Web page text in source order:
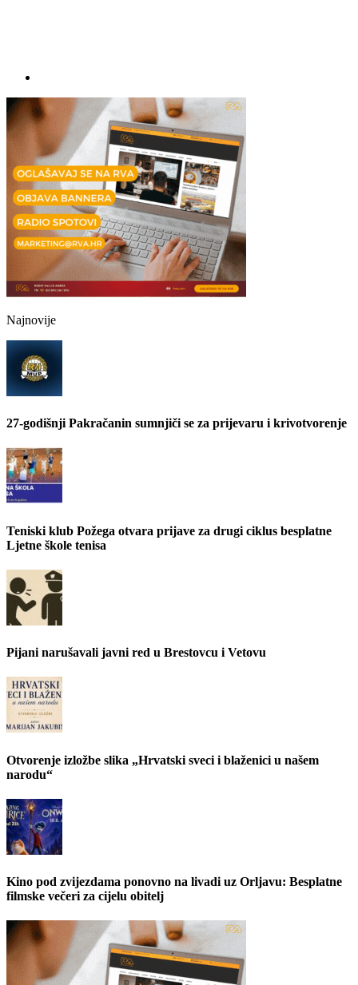
Najnovije
27-godišnji Pakračanin sumnjiči se za prijevaru i krivotvorenje
Teniski klub Požega otvara prijave za drugi ciklus besplatne
Ljetne škole tenisa
Pijani narušavali javni red u Brestovcu i Vetovu
Otvorenje izložbe slika „Hrvatski sveci i blaženici u našem
narodu“
Kino pod zvijezdama ponovno na livadi uz Orljavu: Besplatne
filmske večeri za cijelu obitelj